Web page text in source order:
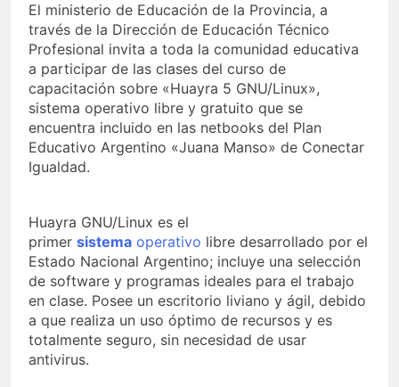
El ministerio de Educación de la Provincia, a
través de la Dirección de Educación Técnico
Profesional invita a toda la comunidad educativa
a participar de las clases del curso de
capacitación sobre «Huayra 5 GNU/Linux»,
sistema operativo libre y gratuito que se
encuentra incluido en las netbooks del Plan
Educativo Argentino «Juana Manso» de Conectar
Igualdad.
Huayra GNU/Linux es el
primer sistema operativo libre desarrollado por el
Estado Nacional Argentino; incluye una selección
de software y programas ideales para el trabajo
en clase. Posee un escritorio liviano y ágil, debido
a que realiza un uso óptimo de recursos y es
totalmente seguro, sin necesidad de usar
antivirus.